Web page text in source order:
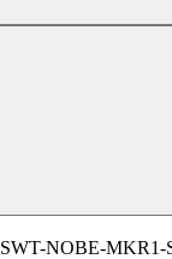
NOBE-